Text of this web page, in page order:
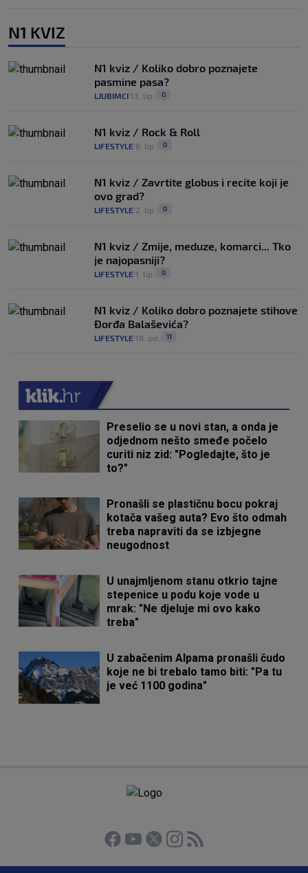
N1 KVIZ
N1 kviz / Koliko dobro poznajete
pasmine pasa?
LJUBIMCI 13. lip. 0
N1 kviz / Rock & Roll
LIFESTYLE 8. lip. 0
N1 kviz / Zavrtite globus i recite koji je
ovo grad?
LIFESTYLE 2. lip. 0
N1 kviz / Zmije, meduze, komarci... Tko
je najopasniji?
LIFESTYLE 1. lip. 0
N1 kviz / Koliko dobro poznajete stihove
Đorđa Balaševića?
LIFESTYLE 18. svi. 11
Preselio se u novi stan, a onda je
odjednom nešto smeđe počelo
curiti niz zid: "Pogledajte, što je
to?"
Pronašli se plastičnu bocu pokraj
kotača vašeg auta? Evo što odmah
treba napraviti da se izbjegne
neugodnost
U unajmljenom stanu otkrio tajne
stepenice u podu koje vode u
mrak: "Ne djeluje mi ovo kako
treba"
U zabačenim Alpama pronašli čudo
koje ne bi trebalo tamo biti: "Pa tu
je već 1100 godina"